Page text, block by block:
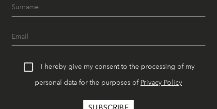
I hereby give my consent to the processing of my
personal data for the purposes of Privacy Policy